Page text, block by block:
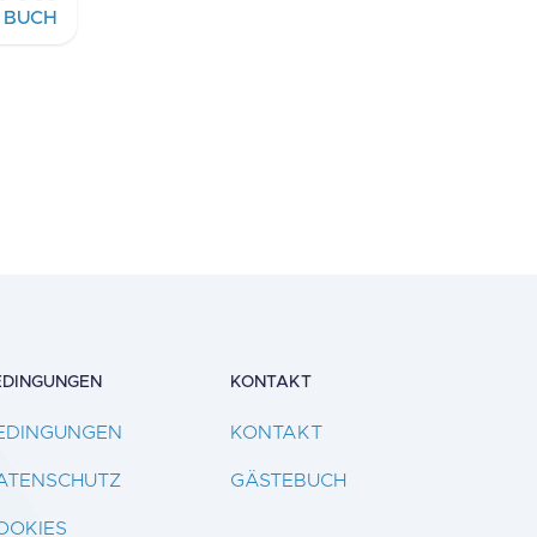
BUCH
KONTAKT
KONTAKT
GÄSTEBUCH